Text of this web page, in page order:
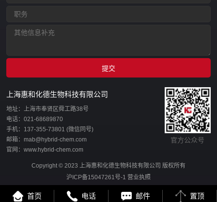
上海惠和化德生物科技有限公司
地址：上海市奉贤区舜工路38号
电话：021-68689870
手机：137-355-73801 (微信同号)
邮箱：mab@hybrid-chem.com
官网：www.hybrid-chem.com
官方公众号
Copyright © 2023 上海惠和化德生物科技有限公司 版权所有
沪ICP备15047261号-1 营业执照
首页 电话 邮件 置顶